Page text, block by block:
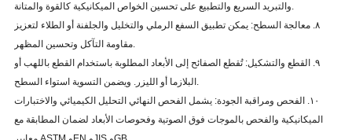
والتبريد السريع والتطبيع على تحسين الخواص الميكانيكية كالقوة والمتانة.
٨. معالجة السطح: يمكن تطبيق السفع الرملي والتخليل والجلفنة أو الطلاء لتعزيز
مقاومة التآكل وتحسين المظهر.
٩. القطع والتشكيل: تُقطع الصفائح إلى الأبعاد المطلوبة باستخدام القطع باللهب أو
البلازما أو الليزر. ويضمن التسوية استواء السطح.
١٠. الفحص ومراقبة الجودة: يشمل الفحص النهائي التحليل الكيميائي والاختبارات
الميكانيكية والفحص بالموجات فوق الصوتية وفحوصات الأبعاد لضمان المطابقة مع